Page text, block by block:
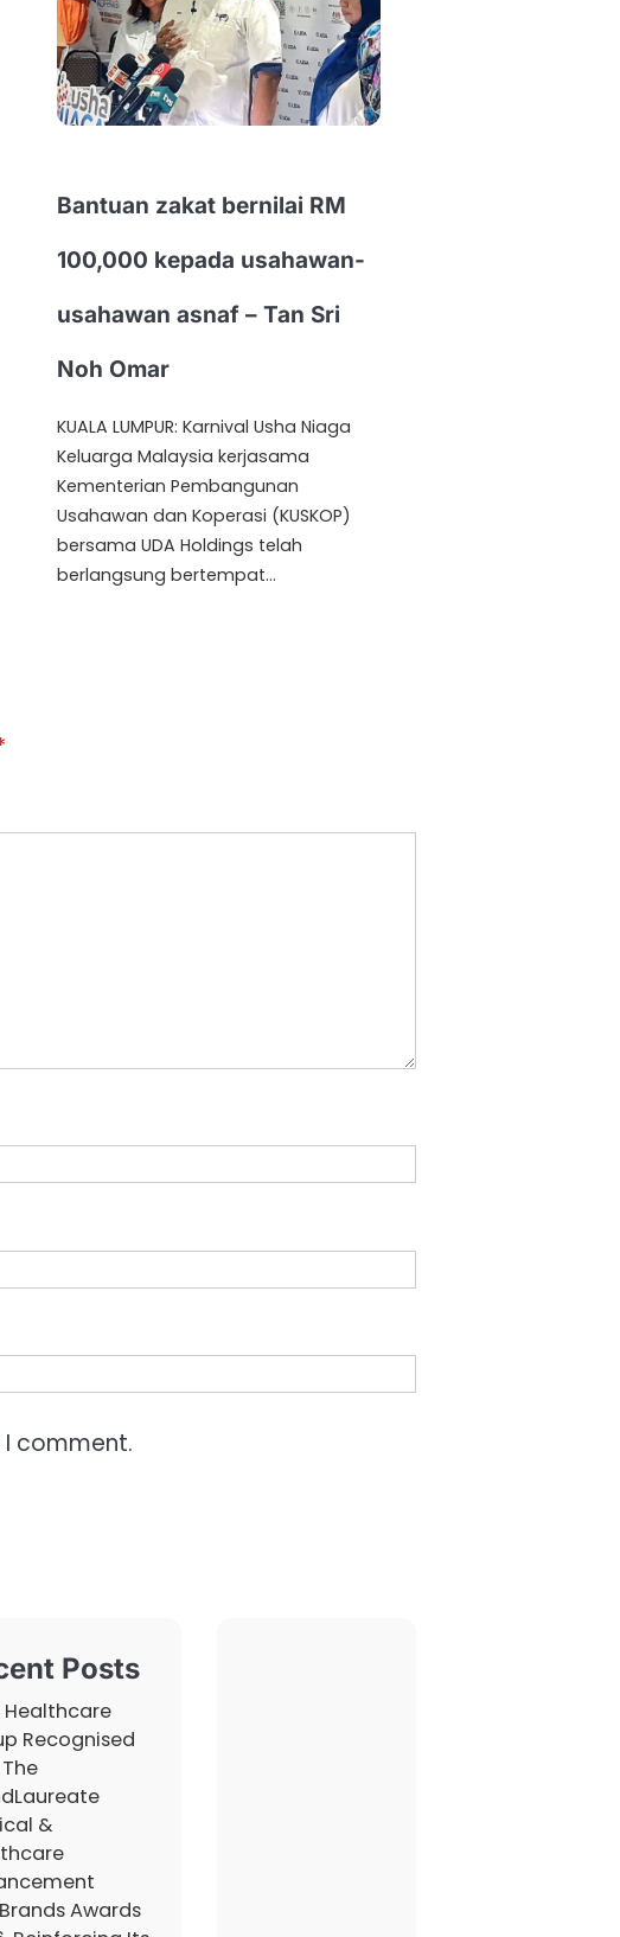
Bantuan zakat bernilai RM
100,000 kepada usahawan-
usahawan asnaf – Tan Sri
Noh Omar
KUALA LUMPUR: Karnival Usha Niaga
Keluarga Malaysia kerjasama
Kementerian Pembangunan
Usahawan dan Koperasi (KUSKOP)
bersama UDA Holdings telah
berlangsung bertempat…
comment.
Posts
Healthcare
Recognised
&
Awards